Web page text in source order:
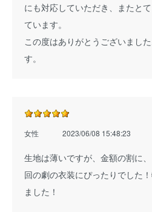
にも対応していただき、またと
ています。
この度はありがとうございまし
す。
女性 2023/06/08 15:48:23
生地は薄いですが、金額の割に
回の劇の衣装にぴったりでした
ました！